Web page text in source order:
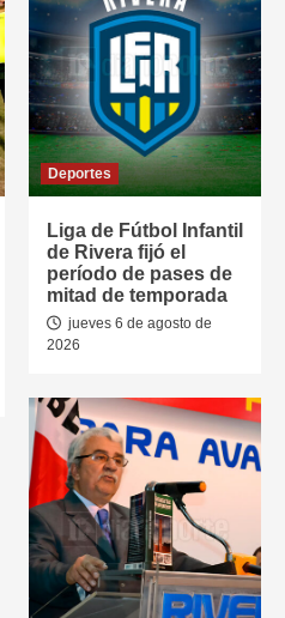
Deportes
Liga de Fútbol Infantil
de Rivera fijó el
período de pases de
mitad de temporada
jueves 6 de agosto de
2026